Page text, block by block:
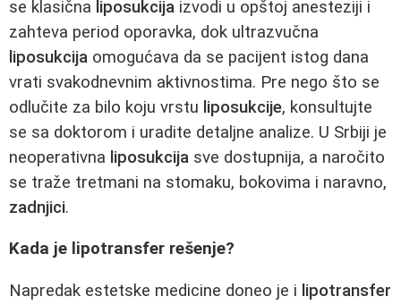
se klasična liposukcija izvodi u opštoj anesteziji i
zahteva period oporavka, dok ultrazvučna
liposukcija omogućava da se pacijent istog dana
vrati svakodnevnim aktivnostima. Pre nego što se
odlučite za bilo koju vrstu liposukcije, konsultujte
se sa doktorom i uradite detaljne analize. U Srbiji je
neoperativna liposukcija sve dostupnija, a naročito
se traže tretmani na stomaku, bokovima i naravno,
zadnjici.
Kada je lipotransfer rešenje?
Napredak estetske medicine doneo je i lipotransfer